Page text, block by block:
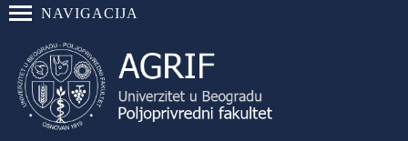
NAVIGACIJA